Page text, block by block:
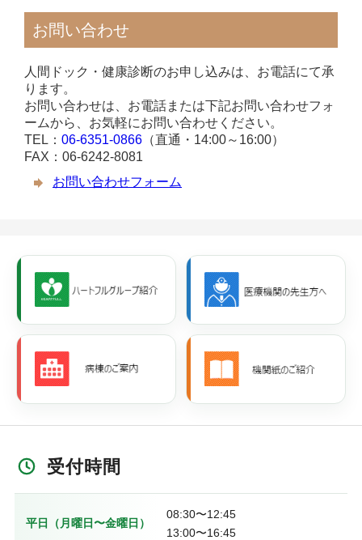
お問い合わせ
人間ドック・健康診断のお申し込みは、お電話にて承
ります。
お問い合わせは、お電話または下記お問い合わせフォ
ームから、お気軽にお問い合わせください。
TEL： 06-6351-0866 （直通・14:00～16:00）
FAX：06-6242-8081
お問い合わせフォーム
受付時間
平日（月曜日〜金曜日）
08:30〜12:45
13:00〜16:45